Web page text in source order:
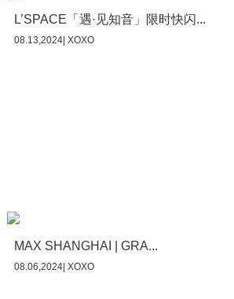
L’SPACE「遇·见知音」限时快闪...
08.13,2024| XOXO
MAX SHANGHAI | GRA...
08.06,2024| XOXO